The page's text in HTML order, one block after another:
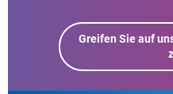
Greifen Sie auf